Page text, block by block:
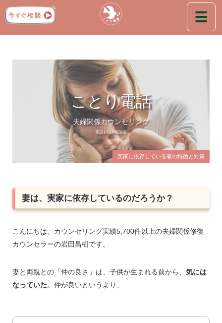
ことり電話
夫婦関係カウンセリング
電話お悩み相談室
実家に依存している妻の特徴と対策
妻は、実家に依存しているのだろうか？
こんにちは。カウンセリング実績5,700件以上の夫婦関係修復
カウンセラーの岩田昌樹です。
妻と両親との「仲の良さ」は、子供が生まれる前から、 気には
なっていた。仲が良いというより、